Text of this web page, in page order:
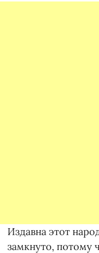
Издавна этот
замкнуто, потому